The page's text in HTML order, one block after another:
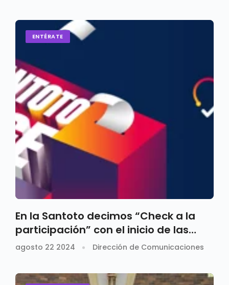
ENTÉRATE
En la Santoto decimos “Check a la
participación” con el inicio de las
elecciones
agosto 22 2024 Dirección de Comunicaciones